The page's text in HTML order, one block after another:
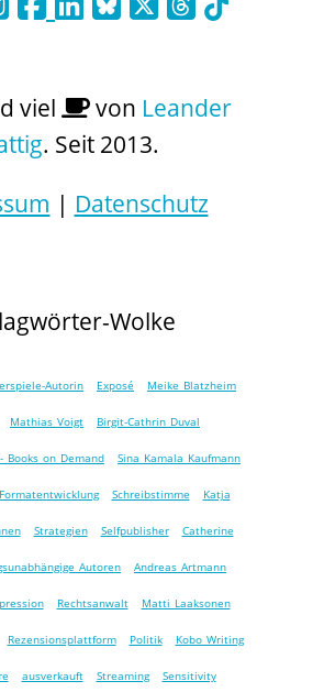
viel von Leander
. Seit 2013.
| Datenschutz
Wolke
Autorin Exposé Meike Blatzheim
Mathias Voigt Birgit-Cathrin Duval
Books on Demand Sina Kamala Kaufmann
Formatentwicklung Schreibstimme Katja
Strategien Selfpublisher Catherine
Autoren Andreas Artmann
Rechtsanwalt Matti Laaksonen
Rezensionsplattform Politik Kobo Writing
ausverkauft Streaming Sensitivity